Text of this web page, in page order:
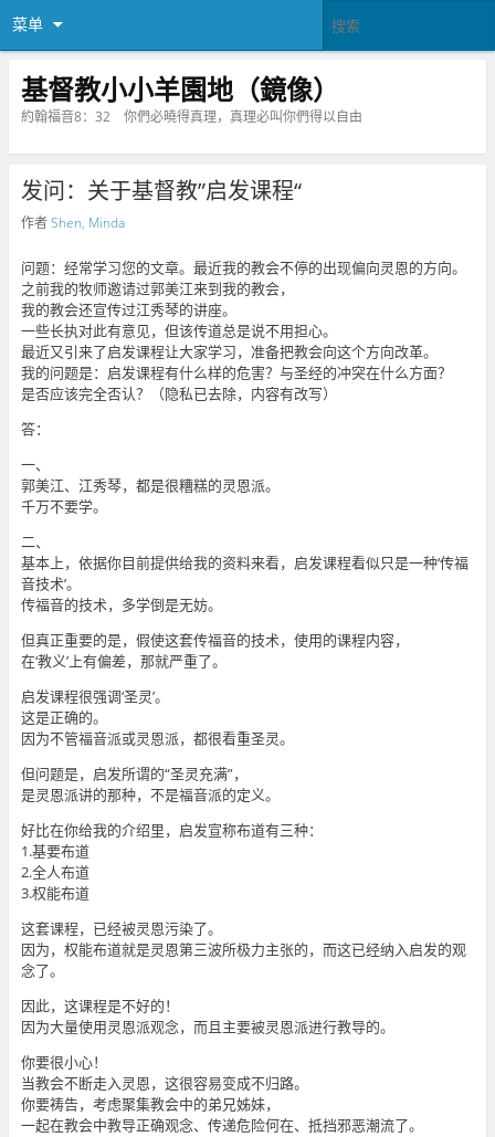
菜单
基督教小小羊園地（鏡像）
約翰福音8：32 你們必曉得真理，真理必叫你們得以自由
发问：关于基督教”启发课程“
作者Shen, Minda
问题：经常学习您的文章。最近我的教会不停的出现偏向灵恩的方向。
之前我的牧师邀请过郭美江来到我的教会，
我的教会还宣传过江秀琴的讲座。
一些长执对此有意见，但该传道总是说不用担心。
最近又引来了启发课程让大家学习，准备把教会向这个方向改革。
我的问题是：启发课程有什么样的危害？与圣经的冲突在什么方面？
是否应该完全否认？（隐私已去除，内容有改写）
答：
一、
郭美江、江秀琴，都是很糟糕的灵恩派。
千万不要学。
二、
基本上，依据你目前提供给我的资料来看，启发课程看似只是一种‘传福
音技术’。
传福音的技术，多学倒是无妨。
但真正重要的是，假使这套传福音的技术，使用的课程内容，
在‘教义’上有偏差，那就严重了。
启发课程很强调‘圣灵’。
这是正确的。
因为不管福音派或灵恩派，都很看重圣灵。
但问题是，启发所谓的“圣灵充满”，
是灵恩派讲的那种，不是福音派的定义。
好比在你给我的介绍里，启发宣称布道有三种：
1.基要布道
2.全人布道
3.权能布道
这套课程，已经被灵恩污染了。
因为，权能布道就是灵恩第三波所极力主张的，而这已经纳入启发的观
念了。
因此，这课程是不好的！
因为大量使用灵恩派观念，而且主要被灵恩派进行教导的。
你要很小心！
当教会不断走入灵恩，这很容易变成不归路。
你要祷告，考虑聚集教会中的弟兄姊妹，
一起在教会中教导正确观念、传递危险何在、抵挡邪恶潮流了。